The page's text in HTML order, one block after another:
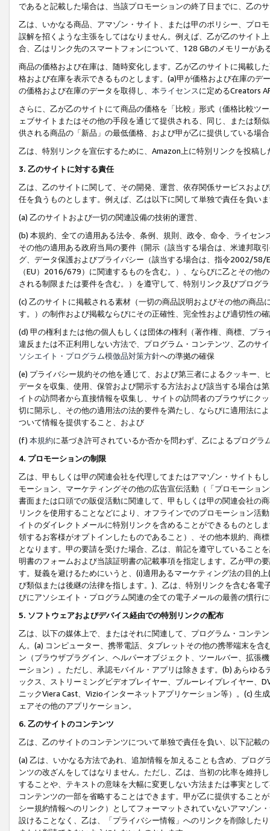
であると記載した場合は、当該プロモーションの終了日までに、乙の
乙は、いかなる商品、アマゾン・サイト、または甲のポリシー、プロ
誤解を招くような主張をしてはなりません。例えば、乙が乙のサイト
合、乙はリンク先のスマートフォンについて、128 GBのメモリーがあ
商品の価格および在庫は、随時変化します。乙が乙のサイトに掲載し
格および在庫を表示できるものとします。(a)甲が価格および在庫の
の価格および在庫のデータを取得し、 本ライセンスに定めるCreators
さらに、乙が乙のサイトにて商品の価格を「比較」形式（価格比較ツ
ェブサイトまたはその他の手段を通じて提供される、同じ、または類
供される商品の「新品」の最低価格、および甲が乙に提供している場
乙は、特別リンクを宣伝するために、Amazon上に特別リンクを投稿
3. 乙のサイトに対する責任
乙は、乙のサイトに関して、その開発、運営、依存関係サービスおよ
任を負うものとします。例えば、乙は以下に関して単独で責任を負い
(a) 乙のサイトおよび一切の関連設備の技術的運営、
(b) 本規約、全ての適用ある法令、条例、規則、政令、命令、ライセ
その他の適用ある政府当局の要件（開示（該当する場合は、米連邦取
グ、データ保護およびプライバシー（該当する場合は、指令2002/58/
（EU）2016/679）に関連するものを含む。）、ならびに乙とその他
される制限または要件を含む。）を遵守して、特別リンク及びプログ
(c) 乙のサイトに掲載される素材（一切の商品説明およびその他の商
す。）の制作および掲載ならびにその正確性、完全性および適切性の
(d) 甲の権利または他の個人もしくは団体の権利（著作権、商標、プ
違反または不正利用しない方法で、プログラム・コンテンツ、乙のサ
ソシエイト・プログラム模倣品対策方針への準拠の確保
(e) プライバシー規約その他を通じて、および第三者によるクッキー
データを収集、使用、保管および開示する方法および該当する場合は
イトの訪問者から直接情報を収集し、サイトの訪問者のブラウザにク
切に開示し、その他の適用法の法的要件を満たし、ならびに適用法に
ついて情報を提供すること、および
(f) 本規約に基づき許可されているか否かを問わず、乙によるプログ
4. プロモーションの制限
乙は、甲もしくは甲の関連会社を代理してまたはアマゾン・サイトも
モーション、マーケティングその他の広告宣伝活動（「プロモーショ
書面または口頭での販促活動に関連して、甲もしくは甲の関連会社の
リンクを使用することなどにより、オフラインでのプロモーション活
イトのダイレクトメールに特別リンクを含めることができるものとし
領するお客様がオプトインしたものであること）、その他本規約、商
となります。甲の要請を受けた場合、乙は、前記を遵守していること
明書のフォームおよび当該証明書の記載事項を指定します。乙が甲の
す。疑義を避けるためにいうと、(i)適用あるマーケティング法の目的
び類似または後継の法律を指します。)、乙は、特別リンクを含む各
びにアソシエイト・プログラム関連の全ての電子メールの最善の慣行
5. ソフトウェアおよびデバイス経由での特別リンクの配布
乙は、以下の媒体上で、またはそれに関連して、プログラム・コンテ
ん。(a) コンピューター、携帯電話、タブレットその他の携帯端末を
ン（ブラウザプラグイン、ヘルパーオブジェクト、ツールバー、拡張
ーション）。ただし、承認モバイル・アプリは除きます。(b) あらゆ
ックス、ストリーミングビデオプレイヤー、ブルーレイプレイヤー、
ニックViera Cast、Vizioインターネットアプリケーション等）。(c)
ェアその他のアプリケーション。
6. 乙のサイトのコンテンツ
乙は、乙のサイトのコンテンツについて単独で責任を負い、以下記載
(a) 乙は、いかなる方法であれ、追加情報を加えることも含め、プロ
ンツの改ざんをしてはなりません。ただし、乙は、当初の比率を維持
することや、テキストの意味を大幅に変更しない方法または事実とし
コンテンツの一部を省略することはできます。甲が乙に提供すること
シー規約情報へのリンク）としてフォーマットされていないアマゾン
設けることなく、乙は、「プライバシー情報」へのリンクを削除した